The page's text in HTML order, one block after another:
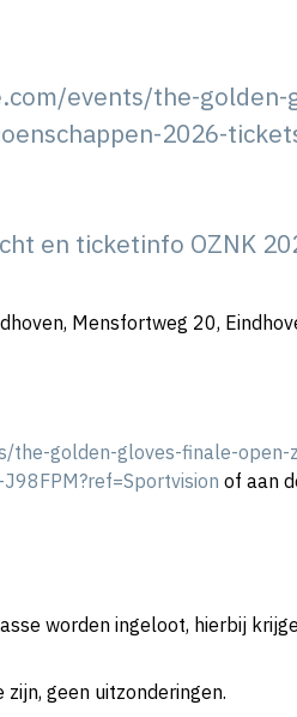
events/the-golden-
2026-
en ticketinfo OZNK
Mensfortweg 20,
the-golden-gloves-finale-open-
of aan
worden ingeloot, hierbij
geen uitzonderingen.